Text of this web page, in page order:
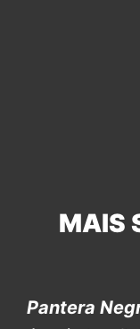
MAIS
Pantera